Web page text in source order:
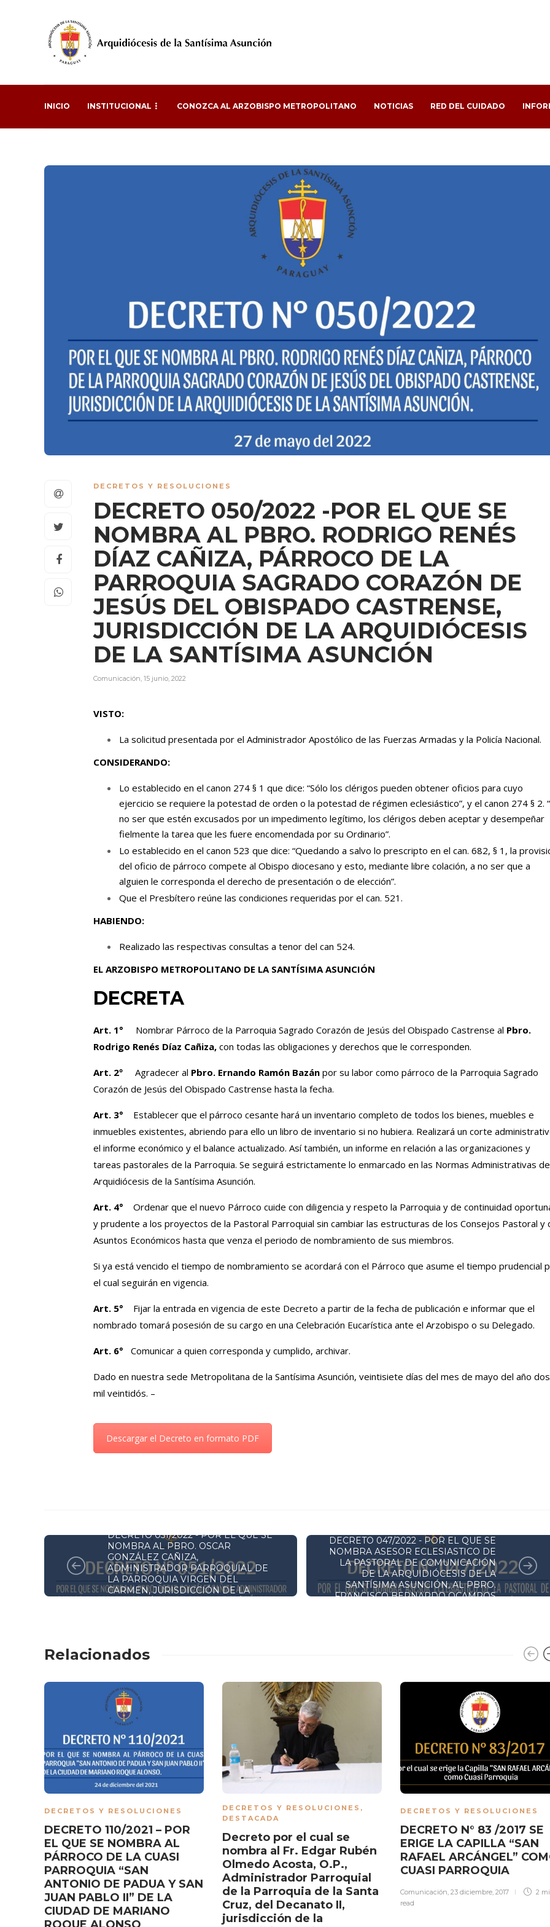
INICIO INSTITUCIONAL CONOZCA AL ARZOBISPO METROPOLITANO NOTICIAS RED DEL CUIDADO
DECRETOS Y RESOLUCIONES
DECRETO 050/2022 -POR EL QUE SE
NOMBRA AL PBRO. RODRIGO RENÉS
DÍAZ CAÑIZA, PÁRROCO DE LA
PARROQUIA SAGRADO CORAZÓN DE
JESÚS DEL OBISPADO CASTRENSE,
JURISDICCIÓN DE LA ARQUIDIÓCESIS
DE LA SANTÍSIMA ASUNCIÓN
Comunicación, 15 junio, 2022
VISTO:
La solicitud presentada por el Administrador Apostólico de las Fuerzas Armadas y la Policía Nacional.
CONSIDERANDO:
Lo establecido en el canon 274 § 1 que dice: “Sólo los clérigos pueden obtener oficios para cuyo
ejercicio se requiere la potestad de orden o la potestad de régimen eclesiástico”, y el canon 274 § 2.
no ser que estén excusados por un impedimento legítimo, los clérigos deben aceptar y desempeñar
fielmente la tarea que les fuere encomendada por su Ordinario”.
Lo establecido en el canon 523 que dice: “Quedando a salvo lo prescripto en el can. 682, § 1, la
del oficio de párroco compete al Obispo diocesano y esto, mediante libre colación, a no ser que a
alguien le corresponda el derecho de presentación o de elección”.
Que el Presbítero reúne las condiciones requeridas por el can. 521.
HABIENDO:
Realizado las respectivas consultas a tenor del can 524.
EL ARZOBISPO METROPOLITANO DE LA SANTÍSIMA ASUNCIÓN
DECRETA
Art. 1° Nombrar Párroco de la Parroquia Sagrado Corazón de Jesús del Obispado Castrense al Pbro.
Rodrigo Renés Díaz Cañiza, con todas las obligaciones y derechos que le corresponden.
Art. 2º Agradecer al Pbro. Ernando Ramón Bazán por su labor como párroco de la Parroquia Sagrado
Corazón de Jesús del Obispado Castrense hasta la fecha.
Art. 3° Establecer que el párroco cesante hará un inventario completo de todos los bienes, muebles e
inmuebles existentes, abriendo para ello un libro de inventario si no hubiera. Realizará un corte
el informe económico y el balance actualizado. Así también, un informe en relación a las organizaciones y
tareas pastorales de la Parroquia. Se seguirá estrictamente lo enmarcado en las Normas Administrativas
Arquidiócesis de la Santísima Asunción.
Art. 4° Ordenar que el nuevo Párroco cuide con diligencia y respeto la Parroquia y de continuidad
y prudente a los proyectos de la Pastoral Parroquial sin cambiar las estructuras de los Consejos Pastoral y
Asuntos Económicos hasta que venza el periodo de nombramiento de sus miembros.
Si ya está vencido el tiempo de nombramiento se acordará con el Párroco que asume el tiempo prudencial
el cual seguirán en vigencia.
Art. 5° Fijar la entrada en vigencia de este Decreto a partir de la fecha de publicación e informar que el
nombrado tomará posesión de su cargo en una Celebración Eucarística ante el Arzobispo o su Delegado.
Art. 6° Comunicar a quien corresponda y cumplido, archivar.
Dado en nuestra sede Metropolitana de la Santísima Asunción, veintisiete días del mes de mayo del año dos
mil veintidós. –
Descargar el Decreto en formato PDF
DECRETO 051/2022 - POR EL QUE SE
NOMBRA AL PBRO. OSCAR
GONZÁLEZ CAÑIZA,
ADMINISTRADOR PARROQUIAL DE
LA PARROQUIA VIRGEN DEL
CARMEN, JURISDICCIÓN DE LA
DECRETO 047/2022 - POR EL QUE SE
NOMBRA ASESOR ECLESIASTICO DE
LA PASTORAL DE COMUNICACIÓN
DE LA ARQUIDIÓCESIS DE LA
SANTÍSIMA ASUNCIÓN, AL PBRO.
FRANCISCO BERNARDO OCAMPOS
Relacionados
DECRETOS Y RESOLUCIONES
DECRETO 110/2021 – POR
EL QUE SE NOMBRA AL
PÁRROCO DE LA CUASI
PARROQUIA “SAN
ANTONIO DE PADUA Y SAN
JUAN PABLO II” DE LA
CIUDAD DE MARIANO
DECRETOS Y RESOLUCIONES ,
DESTACADA
Decreto por el cual se
nombra al Fr. Edgar Rubén
Olmedo Acosta, O.P.,
Administrador Parroquial
de la Parroquia de la Santa
Cruz, del Decanato II,
jurisdicción de la
DECRETOS Y RESOLUCIONES
DECRETO N° 83 /2017 SE
ERIGE LA CAPILLA “SAN
RAFAEL ARCÁNGEL”
CUASI PARROQUIA
Comunicación, 23 diciembre, 2017
2
read